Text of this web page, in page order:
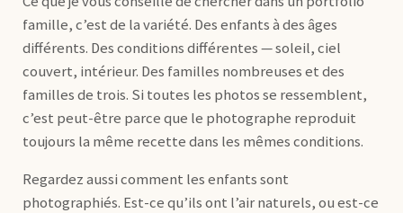
famille, c’est de la variété. Des enfants à des âges
différents. Des conditions différentes — soleil, ciel
couvert, intérieur. Des familles nombreuses et des
familles de trois. Si toutes les photos se ressemblent,
c’est peut-être parce que le photographe reproduit
toujours la même recette dans les mêmes conditions.
Regardez aussi comment les enfants sont
photographiés. Est-ce qu’ils ont l’air naturels, ou est-ce